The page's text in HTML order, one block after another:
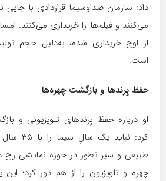
داد: سازمان صداوسیما قراردادی با جایی
می‌کنند و فیلم‌ها را خریداری می‌کنند.
از اوج خریداری شده، به‌دلیل حجم
است.
حفظ بِرندها و بازگشت چهره‌ها
او درباره حفظ بِرندهای تلویزیونی و
کرد:
طبیعی و سیر تطور در حوزه نمایشی
چهره و تلویزیون را از هم دور کرد؛